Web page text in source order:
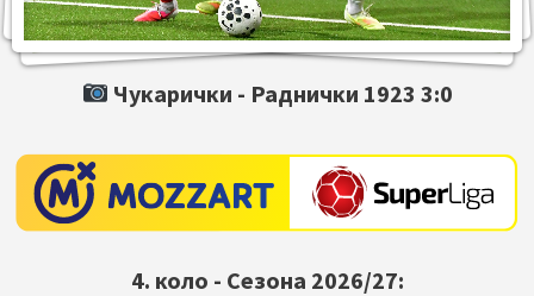
Чукарички - Раднички 1923 3:0
4. коло - Сезона 2026/27: